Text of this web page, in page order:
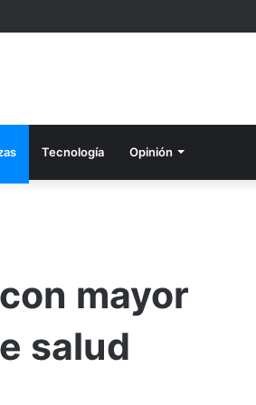
Tecnología Opinión
mayor
salud